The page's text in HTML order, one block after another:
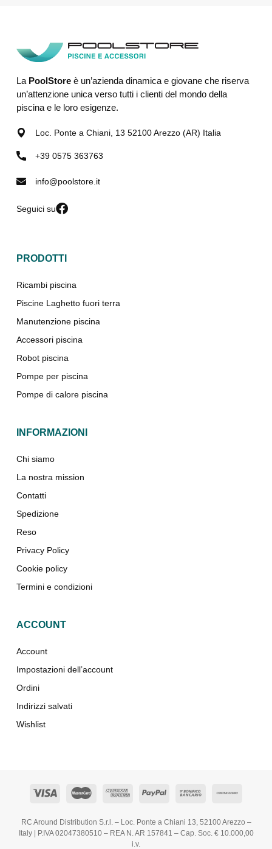
La PoolStoreè un’azienda dinamica e giovane che riserva
un’attenzione unica verso tutti i clienti del mondo della
piscina e le loro esigenze.
Loc. Ponte a Chiani, 13 52100 Arezzo (AR) Italia
+39 0575 363763
info@poolstore.it
Seguici su
PRODOTTI
Ricambi piscina
Piscine Laghetto fuori terra
Manutenzione piscina
Accessori piscina
Robot piscina
Pompe per piscina
Pompe di calore piscina
INFORMAZIONI
Chi siamo
La nostra mission
Contatti
Spedizione
Reso
Privacy Policy
Cookie policy
Termini e condizioni
ACCOUNT
Account
Impostazioni dell’account
Ordini
Indirizzi salvati
Wishlist
RC Around Distribution S.r.l. – Loc. Ponte a Chiani 13, 52100 Arezzo –
Italy | P.IVA 02047380510 – REA N. AR 157841 – Cap. Soc. € 10.000,00
i.v.